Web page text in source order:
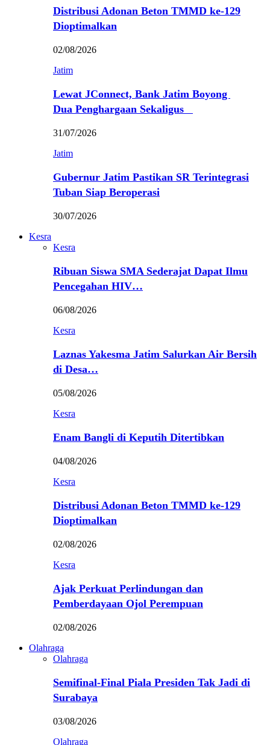
Distribusi Adonan Beton TMMD ke-129
Dioptimalkan
02/08/2026
Jatim
Lewat JConnect, Bank Jatim Boyong
Dua Penghargaan Sekaligus
31/07/2026
Jatim
Gubernur Jatim Pastikan SR Terintegrasi
Tuban Siap Beroperasi
30/07/2026
Kesra
Kesra
Ribuan Siswa SMA Sederajat Dapat Ilmu
Pencegahan HIV…
06/08/2026
Kesra
Laznas Yakesma Jatim Salurkan Air Bersih
di Desa…
05/08/2026
Kesra
Enam Bangli di Keputih Ditertibkan
04/08/2026
Kesra
Distribusi Adonan Beton TMMD ke-129
Dioptimalkan
02/08/2026
Kesra
Ajak Perkuat Perlindungan dan
Pemberdayaan Ojol Perempuan
02/08/2026
Olahraga
Olahraga
Semifinal-Final Piala Presiden Tak Jadi di
Surabaya
03/08/2026
Olahraga